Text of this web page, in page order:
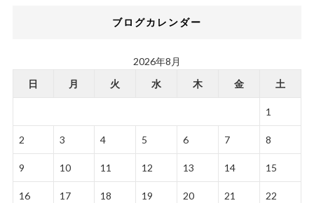
ブログカレンダー
2026年8月
日
月 火 水 木 金 土
1
2 3 4 5 6 7 8
9 10 11 12 13 14 15
16 17 18 19 20 21 22